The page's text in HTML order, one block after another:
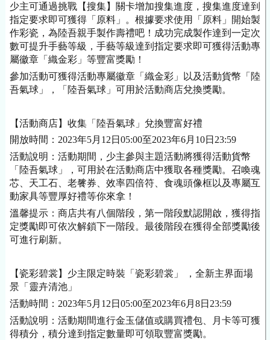
少主可通過挑戰【搜集】關卡增加搜集進度，搜集進度達到
指定要求即可獲得「原料」。根據要求使用「原料」開始製
作彩瓷，為陸吾親手製作壽禮吧！成功完成製作達到一定次
數可提升手藝等級，手藝等級達到指定要求即可獲得活動專
屬徽章「織金彩」等豐富獎勵！
參加活動可獲得活動專屬徽章「織金彩」以及活動貨幣「陸
吾氣球」，「陸吾氣球」可用於活動商店兌換獎勵。
【活動商店】收集「陸吾氣球」兌換豐富好禮
開放時間：2023年5月12日05:00至2023年6月10日23:59
活動說明：活動期間，少主參與主題活動將獲得活動貨幣
「陸吾氣球」，可用於在活動商店中獲取各種獎勵。召喚魂
芯、天工石、老餮券、效率四倍符、食魂頭像框以及專屬互
動家具等豐厚好禮等你來拿！
溫馨提示：商店共有八個階段，第一階段默認開啟，獲得指
定獎勵即可依次解鎖下一階段。最後階段在獲得全部獎勵後
可進行刷新。
【瓷彩碧裳】少主限定時裝「瓷彩碧裳」 ，全新主界面場
景「靈卉清池」
活動時間：2023年5月12日05:00至2023年6月8日23:59
活動說明：活動期間進行金玉儲值或購買禮包、月卡等可獲
得積分，積分達到指定數量即可領取豐富獎勵。